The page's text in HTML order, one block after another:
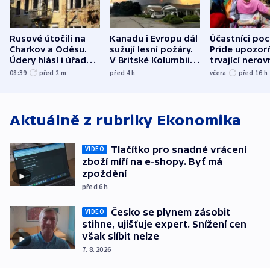
Rusové útočili na
Charkov a Oděsu.
Údery hlásí i úřady v
Bělgorodu
08:39 před 2 m
Kanadu i Evropu dál
sužují lesní požáry.
V Britské Kolumbii
evakuovali tisíce lidí
před 4h
Účastníci
Pride
trvající
včera před 16 h
Aktuálně z rubriky Ekonomika
VIDEO
Tlačítko pro snadné vrácení
zboží míří na e-shopy. Byť má
zpoždění
před 6h
VIDEO
Česko se plynem zásobit
stihne, ujišťuje expert. Snížení cen
však slíbit nelze
7. 8. 2026